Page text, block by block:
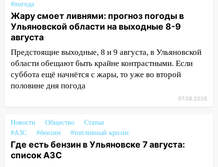
14:22
большой фестиваль «Наше время» с
мотофристайлом и концертом
«Мураками»
14:04 Жару смоет ливнями: прогноз
погоды в Ульяновской области на
выходные 8-9 августа
пассажира»
13:20
В Ульяновске за один день
обокрали женщину на пляже и
подростка в сквере
#погода
Жару смоет ливнями: прогноз погоды в
Ульяновской области на выходные 8-9
августа
Предстоящие выходные, 8 и 9 августа, в Ульяновской
области обещают быть крайне контрастными. Если
суббота ещё начнётся с жары, то уже во второй
половине дня погода
07.08.2026
Новости Общество
Статьи
#АЗС
#бензин #топливный кризис
Где есть бензин в Ульяновске 7 августа:
список АЗС